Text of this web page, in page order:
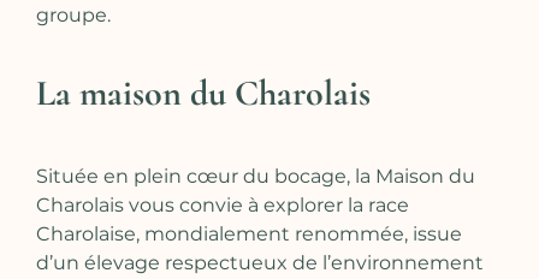
groupe.
La maison du Charolais
Située en plein cœur du bocage, la Maison du
Charolais vous convie à explorer la race
Charolaise, mondialement renommée, issue
d’un élevage respectueux de l’environnement